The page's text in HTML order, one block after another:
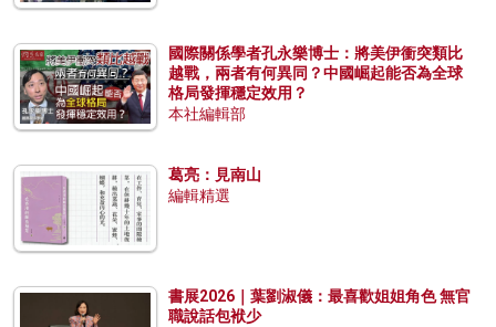
國際關係學者孔永樂博士：將美伊衝突類比
越戰，兩者有何異同？中國崛起能否為全球
格局發揮穩定效用？
本社編輯部
葛亮：見南山
編輯精選
書展2026｜葉劉淑儀：最喜歡姐姐角色 無官
職說話包袱少